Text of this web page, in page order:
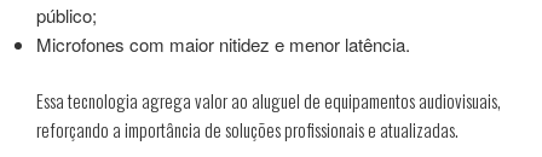
público;
Microfones com maior nitidez e menor latência.
Essa tecnologia agrega valor ao aluguel de equipamentos audiovisuais,
reforçando a importância de soluções profissionais e atualizadas.